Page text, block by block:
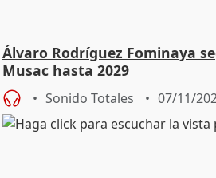
Álvaro Rodríguez Fominaya
Musac hasta 2029
Sonido Totales 07/11/